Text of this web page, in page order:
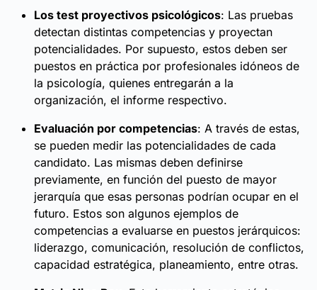
Los test proyectivos psicológicos: Las pruebas
detectan distintas competencias y proyectan
potencialidades. Por supuesto, estos deben ser
puestos en práctica por profesionales idóneos de
la psicología, quienes entregarán a la
organización, el informe respectivo.
Evaluación por competencias: A través de estas,
se pueden medir las potencialidades de cada
candidato. Las mismas deben definirse
previamente, en función del puesto de mayor
jerarquía que esas personas podrían ocupar en el
futuro. Estos son algunos ejemplos de
competencias a evaluarse en puestos jerárquicos:
liderazgo, comunicación, resolución de conflictos,
capacidad estratégica, planeamiento, entre otras.